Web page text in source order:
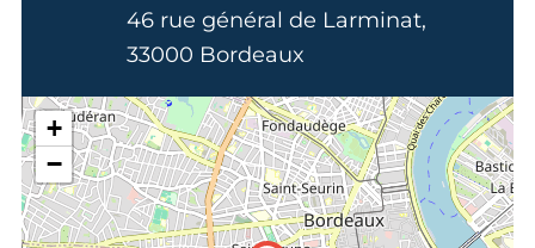
46 rue général de Larminat,
33000 Bordeaux
+
−